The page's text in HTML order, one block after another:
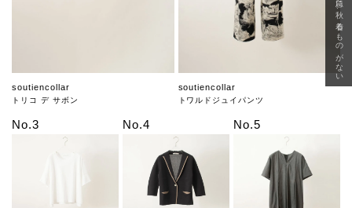
soutiencollar
トリコ デ サボン
soutiencollar
トワルドジュイパンツ
No.3 No.4 No.5
急に秋、着るものがない